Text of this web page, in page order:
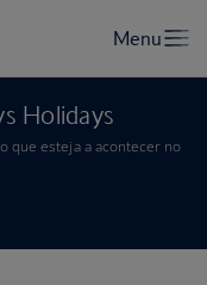
Holidays
que esteja a acontecer no